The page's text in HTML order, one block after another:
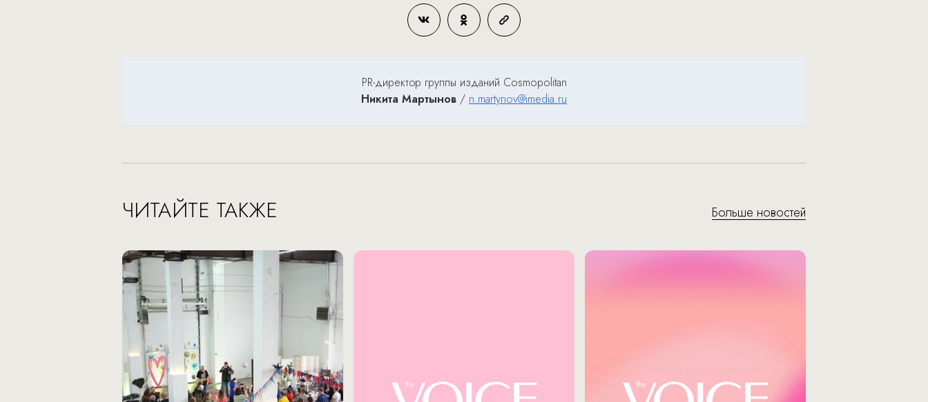
PR-директор группы изданий Cosmopolitan
Никита Мартынов / n.martynov@imedia.ru
ЧИТАЙТЕ ТАКЖЕ Больше новостей